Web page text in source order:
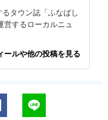
タウン誌「ふなばし
営するローカルニュ
ールや他の投稿を見る